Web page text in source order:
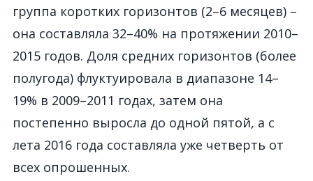
группа коротких горизонтов (2–6 месяцев) –
она составляла 32–40% на протяжении 2010–
2015 годов. Доля средних горизонтов (более
полугода) флуктуировала в диапазоне 14–
19% в 2009–2011 годах, затем она
постепенно выросла до одной пятой, а с
лета 2016 года составляла уже четверть от
всех опрошенных.